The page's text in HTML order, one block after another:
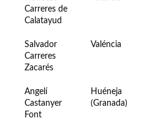
Carreres de
Calatayud
Salvador
Carreres
Zacarés
Valéncia
Angelí
Castanyer
Font
Huéneja
(Granada)